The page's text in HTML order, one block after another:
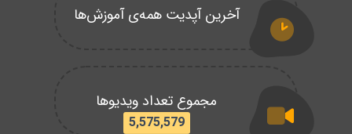
آخرین آپدیت همه‌ی آموزش‌ها
مجموع تعداد ویدیوها
5,575,579